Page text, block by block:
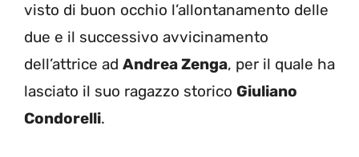
visto di buon occhio l’allontanamento delle
due e il successivo avvicinamento
dell’attrice ad Andrea Zenga, per il quale ha
lasciato il suo ragazzo storico Giuliano
Condorelli.